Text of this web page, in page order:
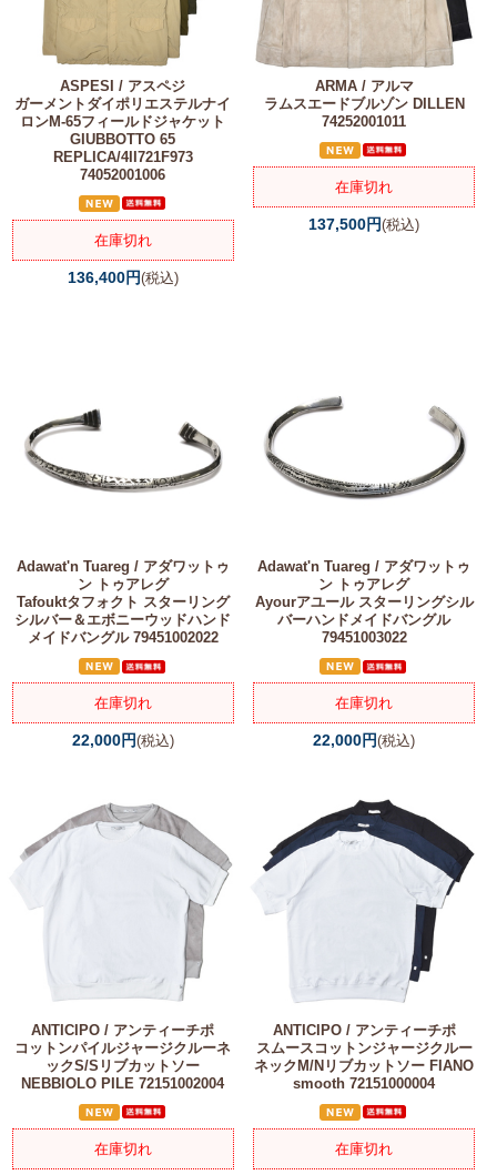
ASPESI / アスペジ
ガーメントダイポリエステルナイ
ロンM-65フィールドジャケット
GIUBBOTTO 65
REPLICA/4II721F973
74052001006
在庫切れ
136,400円(税込)
ARMA / アルマ
ラムスエードブルゾン DILLEN
74252001011
在庫切れ
137,500円(税込)
Adawat'n Tuareg / アダワットゥ
ン トゥアレグ
Tafouktタフォクト スターリング
シルバー＆エボニーウッドハンド
メイドバングル 79451002022
在庫切れ
22,000円(税込)
Adawat'n Tuareg / アダワットゥ
ン トゥアレグ
Ayourアユール スターリングシル
バーハンドメイドバングル
79451003022
在庫切れ
22,000円(税込)
ANTICIPO / アンティーチポ
コットンパイルジャージクルーネ
ックS/Sリブカットソー
NEBBIOLO PILE 72151002004
在庫切れ
ANTICIPO / アンティーチポ
スムースコットンジャージクルー
ネックM/Nリブカットソー FIANO
smooth 72151000004
在庫切れ